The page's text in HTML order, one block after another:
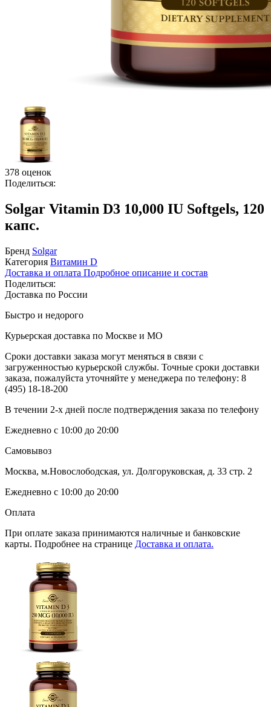
378 оценок
Поделиться:
Solgar Vitamin D3 10,000 IU Softgels, 120
капс.
Бренд Solgar
Категория Витамин D
Доставка и оплата Подробное описание и состав
Поделиться:
Доставка по России
Быстро и недорого
Курьерская доставка по Москве и МО
Сроки доставки заказа могут меняться в связи с
загруженностью курьерской службы. Точные сроки доставки
заказа, пожалуйста уточняйте у менеджера по телефону: 8
(495) 18-18-200
В течении 2-х дней после подтверждения заказа по телефону
Ежедневно с 10:00 до 20:00
Самовывоз
Москва, м.Новослободская, ул. Долгоруковская, д. 33 стр. 2
Ежедневно с 10:00 до 20:00
Оплата
При оплате заказа принимаются наличные и банковские
карты. Подробнее на странице Доставка и оплата.